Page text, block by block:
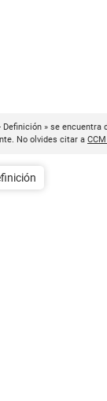
Definición » se
No olvides citar a